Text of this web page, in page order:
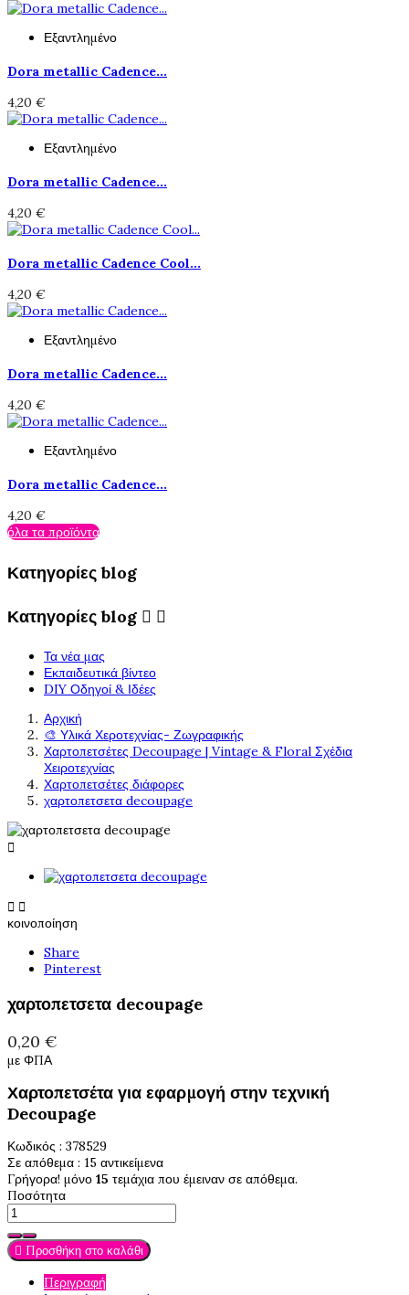
Εξαντλημένο
Dora metallic Cadence...
4,20 €
Εξαντλημένο
Dora metallic Cadence...
4,20 €
Dora metallic Cadence Cool...
4,20 €
Εξαντλημένο
Dora metallic Cadence...
4,20 €
Εξαντλημένο
Dora metallic Cadence...
4,20 €
όλα τα προϊόντα
Κατηγορίες blog
Κατηγορίες blog  
Τα νέα μας
Εκπαιδευτικά βίντεο
DIY Οδηγοί & Ιδέες
Αρχική
🎨 Υλικά Χεροτεχνίας- Ζωγραφικής
Χαρτοπετσέτες Decoupage | Vintage & Floral Σχέδια
Χειροτεχνίας
Χαρτοπετσέτες διάφορες
χαρτοπετσετα decoupage

 
κοινοποίηση
Share
Pinterest
χαρτοπετσετα decoupage
0,20 €
με ΦΠΑ
Χαρτοπετσέτα για εφαρμογή στην τεχνική
Decoupage
Κωδικός : 378529
Σε απόθεμα : 15 αντικείμενα
Γρήγορα! μόνο 15 τεμάχια που έμειναν σε απόθεμα.
Ποσότητα
 Προσθήκη στο καλάθι
Περιγραφή